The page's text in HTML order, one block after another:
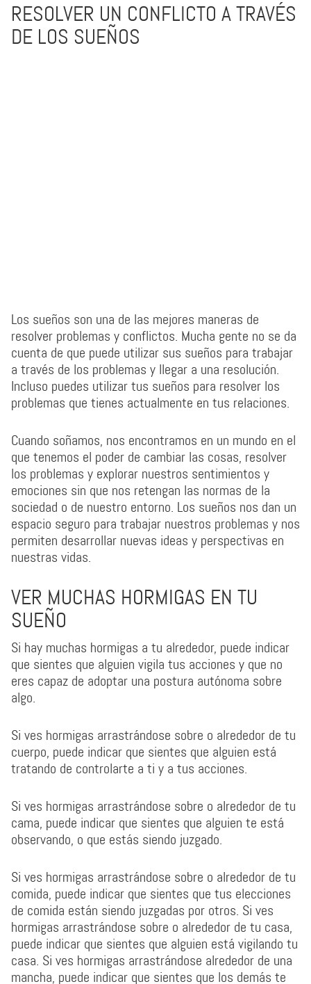
RESOLVER UN CONFLICTO A TRAVÉS
DE LOS SUEÑOS
Los sueños son una de las mejores maneras de
resolver problemas y conflictos. Mucha gente no se da
cuenta de que puede utilizar sus sueños para trabajar
a través de los problemas y llegar a una resolución.
Incluso puedes utilizar tus sueños para resolver los
problemas que tienes actualmente en tus relaciones.
Cuando soñamos, nos encontramos en un mundo en el
que tenemos el poder de cambiar las cosas, resolver
los problemas y explorar nuestros sentimientos y
emociones sin que nos retengan las normas de la
sociedad o de nuestro entorno. Los sueños nos dan un
espacio seguro para trabajar nuestros problemas y nos
permiten desarrollar nuevas ideas y perspectivas en
nuestras vidas.
VER MUCHAS HORMIGAS EN TU
SUEÑO
Si hay muchas hormigas a tu alrededor, puede indicar
que sientes que alguien vigila tus acciones y que no
eres capaz de adoptar una postura autónoma sobre
algo.
Si ves hormigas arrastrándose sobre o alrededor de tu
cuerpo, puede indicar que sientes que alguien está
tratando de controlarte a ti y a tus acciones.
Si ves hormigas arrastrándose sobre o alrededor de tu
cama, puede indicar que sientes que alguien te está
observando, o que estás siendo juzgado.
Si ves hormigas arrastrándose sobre o alrededor de tu
comida, puede indicar que sientes que tus elecciones
de comida están siendo juzgadas por otros. Si ves
hormigas arrastrándose sobre o alrededor de tu casa,
puede indicar que sientes que alguien está vigilando tu
casa. Si ves hormigas arrastrándose alrededor de una
mancha, puede indicar que sientes que los demás te